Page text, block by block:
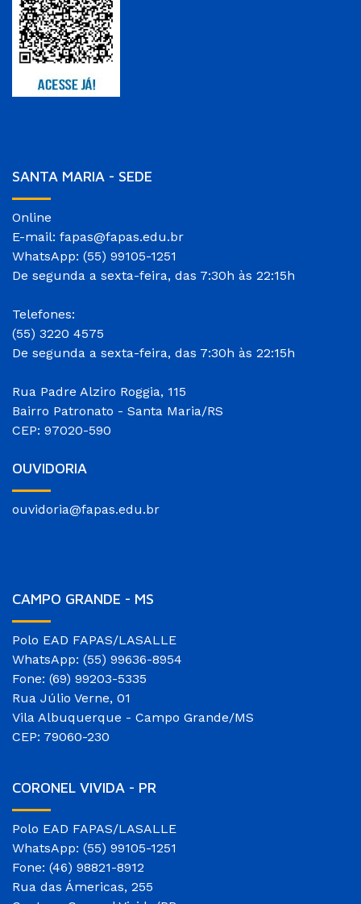
SANTA MARIA - SEDE
Online
E-mail: fapas@fapas.edu.br
WhatsApp: (55) 99105-1251
De segunda a sexta-feira, das 7:30h às 22:15h
Telefones:
(55) 3220 4575
De segunda a sexta-feira, das 7:30h às 22:15h
Rua Padre Alziro Roggia, 115
Bairro Patronato - Santa Maria/RS
CEP: 97020-590
OUVIDORIA
ouvidoria@fapas.edu.br
CAMPO GRANDE - MS
Polo EAD FAPAS/LASALLE
WhatsApp: (55) 99636-8954
Fone: (69) 99203-5335
Rua Júlio Verne, 01
Vila Albuquerque - Campo Grande/MS
CEP: 79060-230
CORONEL VIVIDA - PR
Polo EAD FAPAS/LASALLE
WhatsApp: (55) 99105-1251
Fone: (46) 98821-8912
Rua das Ámericas, 255